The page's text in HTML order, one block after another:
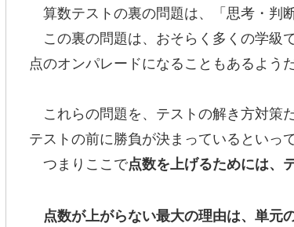
算数テストの裏の問題は、「思考・判
この裏の問題は、おそらく多くの学級
点のオンパレードになることもあるようだ
これらの問題を、テストの解き方対策
テストの前に勝負が決まっているといっ
つまりここで点数を上げるためには、
点数が上がらない最大の理由は、単元